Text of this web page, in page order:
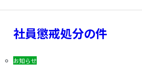
社員懲戒処分の件
お知らせ